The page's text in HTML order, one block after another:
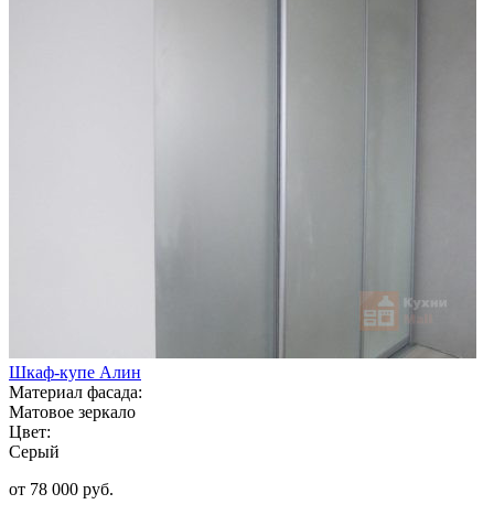
Шкаф-купе Алин
Материал фасада:
Матовое зеркало
Цвет:
Серый
от 78 000 руб.